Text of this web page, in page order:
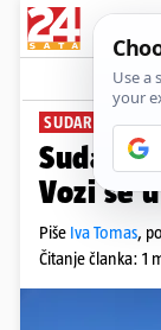
SUDAR
Sudar
Vozi se
Piše Iva Tomas,
Čitanje članka: 1